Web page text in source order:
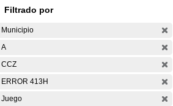
Filtrado por
Municipio
A
CCZ
ERROR 413H
Juego